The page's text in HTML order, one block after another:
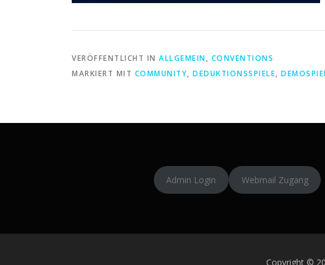
VERÖFFENTLICHT IN ALLGEMEIN, CONVENTIONS
MARKIERT MIT COMMUNITY, DEDUKTIONSSPIELE,
Admin Login Webmail Zugang
Copyright ©